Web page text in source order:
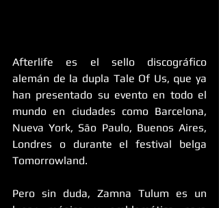
Afterlife es el sello discográfico
alemán de la dupla Tale Of Us, que ya
han presentado su evento en todo el
mundo en ciudades como Barcelona,
Nueva York, São Paulo, Buenos Aires,
Londres o durante el festival belga
Tomorrowland.
Pero sin duda, Zamna Tulum es un